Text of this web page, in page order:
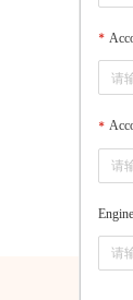
Engine